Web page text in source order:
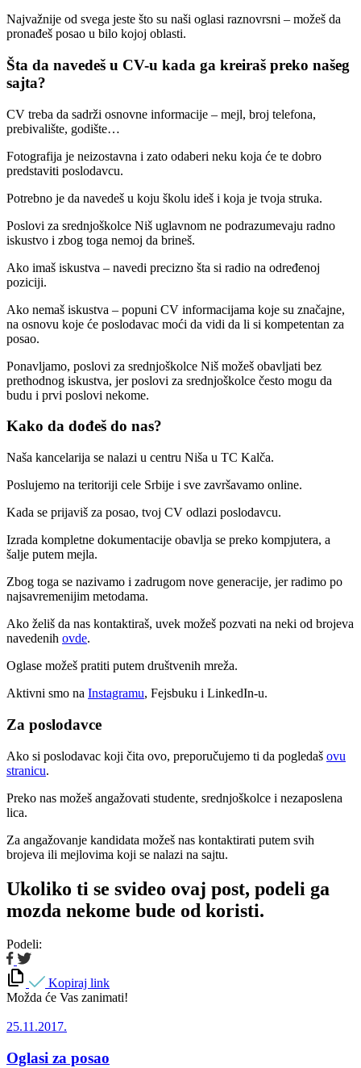
Najvažnije od svega jeste što su naši oglasi raznovrsni – možeš da
pronađeš posao u bilo kojoj oblasti.
Šta da navedeš u CV-u kada ga kreiraš preko našeg
sajta?
CV treba da sadrži osnovne informacije – mejl, broj telefona,
prebivalište, godište…
Fotografija je neizostavna i zato odaberi neku koja će te dobro
predstaviti poslodavcu.
Potrebno je da navedeš u koju školu ideš i koja je tvoja struka.
Poslovi za srednjoškolce Niš uglavnom ne podrazumevaju radno
iskustvo i zbog toga nemoj da brineš.
Ako imaš iskustva – navedi precizno šta si radio na određenoj
poziciji.
Ako nemaš iskustva – popuni CV informacijama koje su značajne,
na osnovu koje će poslodavac moći da vidi da li si kompetentan za
posao.
Ponavljamo, poslovi za srednjoškolce Niš možeš obavljati bez
prethodnog iskustva, jer poslovi za srednjoškolce često mogu da
budu i prvi poslovi nekome.
Kako da dođeš do nas?
Naša kancelarija se nalazi u centru Niša u TC Kalča.
Poslujemo na teritoriji cele Srbije i sve završavamo online.
Kada se prijaviš za posao, tvoj CV odlazi poslodavcu.
Izrada kompletne dokumentacije obavlja se preko kompjutera, a
šalje putem mejla.
Zbog toga se nazivamo i zadrugom nove generacije, jer radimo po
najsavremenijim metodama.
Ako želiš da nas kontaktiraš, uvek možeš pozvati na neki od brojeva
navedenih ovde.
Oglase možeš pratiti putem društvenih mreža.
Aktivni smo na Instagramu, Fejsbuku i LinkedIn-u.
Za poslodavce
Ako si poslodavac koji čita ovo, preporučujemo ti da pogledaš ovu
stranicu.
Preko nas možeš angažovati studente, srednjoškolce i nezaposlena
lica.
Za angažovanje kandidata možeš nas kontaktirati putem svih
brojeva ili mejlovima koji se nalazi na sajtu.
Ukoliko ti se svideo ovaj post, podeli ga
mozda nekome bude od koristi.
Podeli:
Kopiraj link
Možda će Vas zanimati!
25.11.2017.
Oglasi za posao